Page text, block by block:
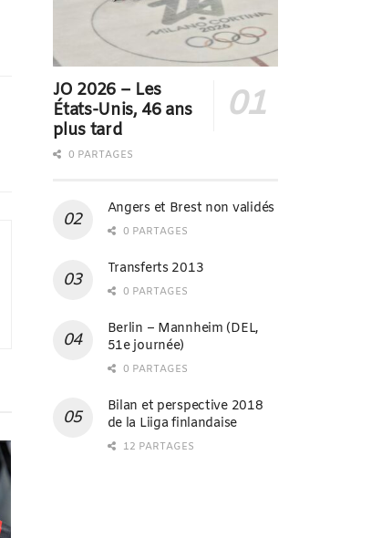
JO 2026 – Les
États-Unis, 46 ans
plus tard
0 PARTAGES
Angers et Brest non validés
0 PARTAGES
Transferts 2013
0 PARTAGES
Berlin – Mannheim (DEL,
51e journée)
0 PARTAGES
Bilan et perspective 2018
de la Liiga finlandaise
12 PARTAGES